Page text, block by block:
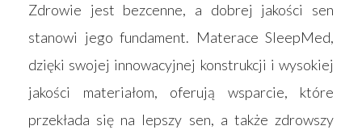
Zdrowie jest bezcenne, a dobrej jakości sen
stanowi jego fundament. Materace SleepMed,
dzięki swojej innowacyjnej konstrukcji i wysokiej
jakości materiałom, oferują wsparcie, które
przekłada się na lepszy sen, a także zdrowszy